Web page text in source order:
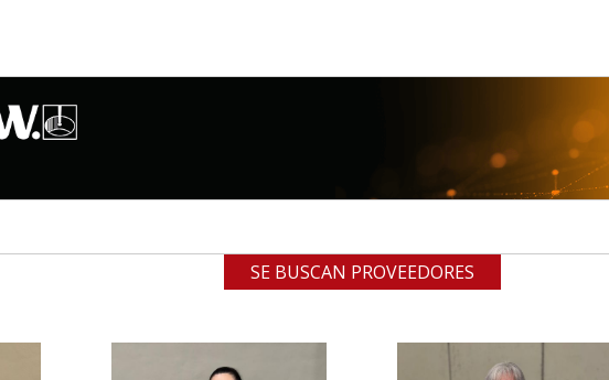
SE BUSCAN PROVEEDORES